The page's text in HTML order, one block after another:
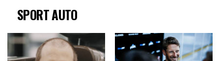
SPORT AUTO